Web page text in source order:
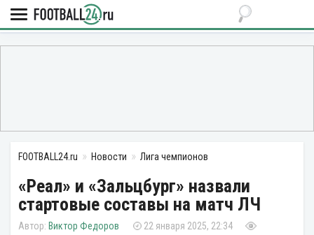
FOOTBALL24.ru Новости Лига чемпионов
«Реал» и «Зальцбург» назвали
стартовые составы на матч ЛЧ
Виктор Федоров 22 января 2025, 22:34